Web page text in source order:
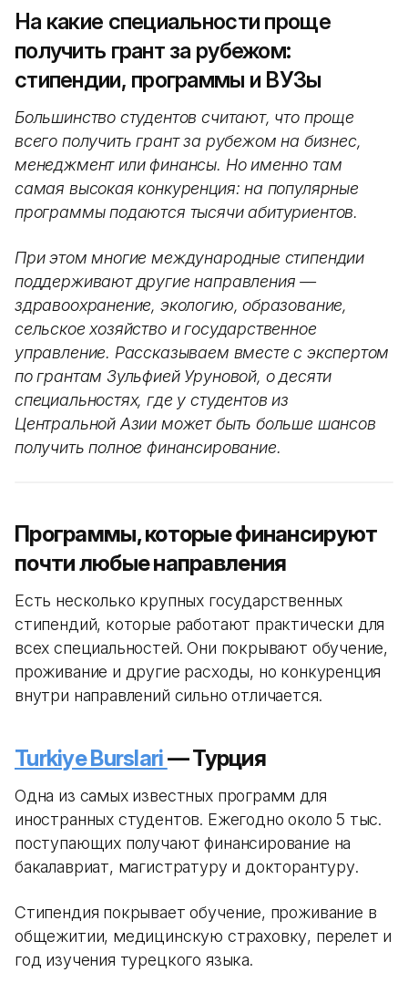
На какие специальности проще
получить грант за рубежом:
стипендии, программы и ВУЗы
Большинство студентов считают, что проще
всего получить грант за рубежом на бизнес,
менеджмент или финансы. Но именно там
самая высокая конкуренция: на популярные
программы подаются тысячи абитуриентов.
При этом многие международные стипендии
поддерживают другие направления —
здравоохранение, экологию, образование,
сельское хозяйство и государственное
управление. Рассказываем вместе с экспертом
по грантам Зульфией Уруновой, о десяти
специальностях, где у студентов из
Центральной Азии может быть больше шансов
получить полное финансирование.
Программы, которые финансируют
почти любые направления
Есть несколько крупных государственных
стипендий, которые работают практически для
всех специальностей. Они покрывают обучение,
проживание и другие расходы, но конкуренция
внутри направлений сильно отличается.
Turkiye Burslari— Турция
Одна из самых известных программ для
иностранных студентов. Ежегодно около 5 тыс.
поступающих получают финансирование на
бакалавриат, магистратуру и докторантуру.
Стипендия покрывает обучение, проживание в
общежитии, медицинскую страховку, перелет и
год изучения турецкого языка.